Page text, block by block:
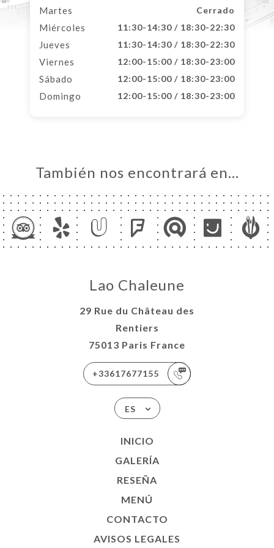
Martes Cerrado
Miércoles 11:30-14:30 / 18:30-22:30
Jueves 11:30-14:30 / 18:30-22:30
Viernes 12:00-15:00 / 18:30-23:00
Sábado 12:00-15:00 / 18:30-23:00
Domingo 12:00-15:00 / 18:30-23:00
También nos encontrará en…
Lao Chaleune
29 Rue du Château des
Rentiers
75013 Paris France
+33617677155
ES
INICIO
GALERÍA
RESEÑA
MENÚ
CONTACTO
AVISOS LEGALES